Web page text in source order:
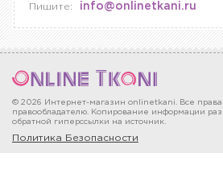
Пишите: info@onlinetkani.ru
© 2026 Интернет-магазин onlinetkani. Все
правообладателю. Копирование информации
обратной гиперссылки на источник.
Политика Безопасности